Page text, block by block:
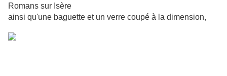
Romans sur Isère
ainsi qu'une baguette et un verre coupé à la dimension,